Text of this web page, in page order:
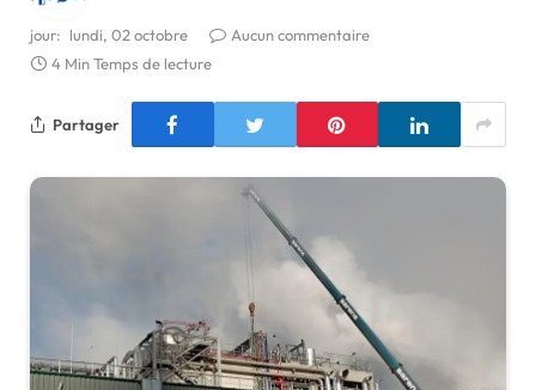
jour: lundi, 02 octobre
Aucun commentaire
4 Min Temps de lecture
Partager